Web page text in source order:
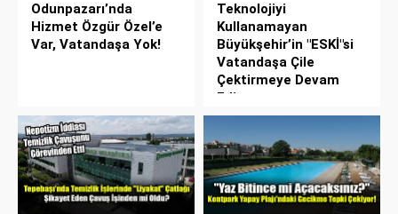
Odunpazarı’nda
Hizmet Özgür Özel’e
Var, Vatandaşa Yok!
Teknolojiyi
Kullanamayan
Büyükşehir’in "ESKİ"si
Vatandaşa Çile
Çektirmeye Devam
Ediyor